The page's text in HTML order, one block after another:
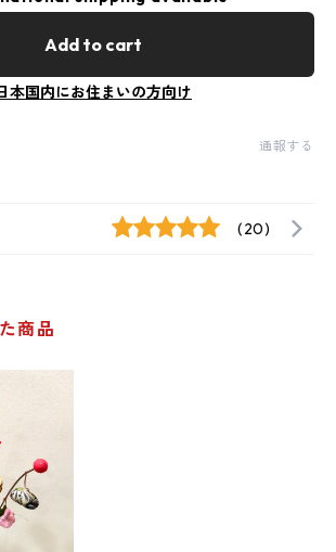
Add to cart
本国内にお住まいの方向け
通報する
(20)
商品